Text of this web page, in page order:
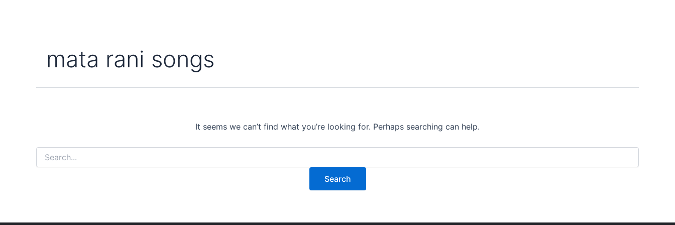
mata rani songs
It seems we can’t find what you’re looking for. Perhaps searching can help.